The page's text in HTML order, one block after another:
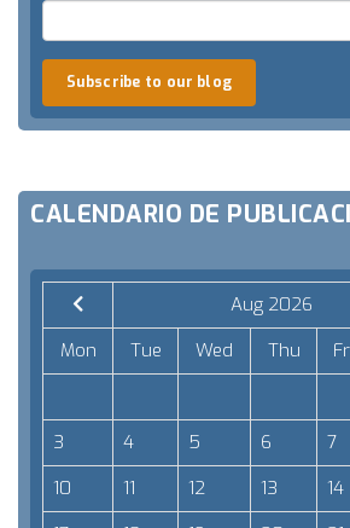
Subscribe to our blog
CALENDARIO DE
Aug 2026
Mon
Tue Wed Thu
3
4 5 6 7
10
11 12 13 14